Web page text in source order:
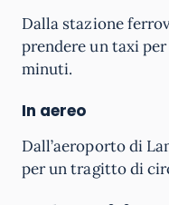
Dalla stazione
prendere un taxi
minuti.
In aereo
Dall’aeroporto di
per un tragitto di